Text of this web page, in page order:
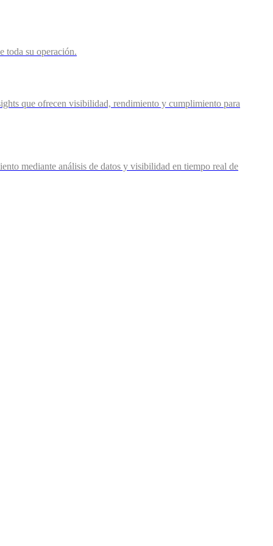
toda su operación.
que ofrecen visibilidad, rendimiento y cumplimiento para
mediante análisis de datos y visibilidad en tiempo real de